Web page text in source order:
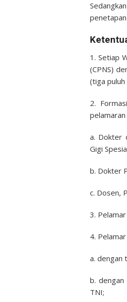
1. Setiap
(CPNS)
(tiga
2.
a. Dokter
Gigi
b. Dokter
c. Dosen,
3.
4.
a. dengan
b.
TNI;